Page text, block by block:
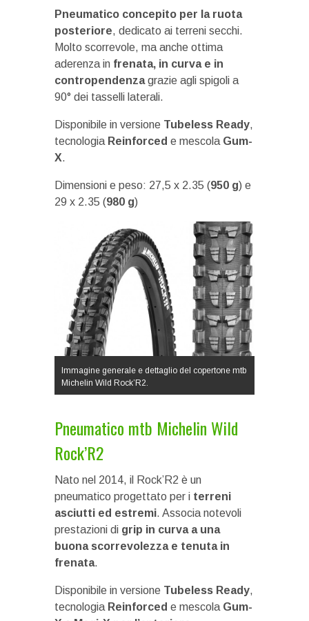
Pneumatico concepito per la ruota
posteriore, dedicato ai terreni secchi.
Molto scorrevole, ma anche ottima
aderenza in frenata, in curva e in
contropendenzagrazie agli spigoli a
90° dei tasselli laterali.
Disponibile in versione Tubeless Ready,
tecnologia Reinforced e mescola Gum-
X.
Dimensioni e peso: 27,5 x 2.35 (950 g) e
29 x 2.35 (980 g)
Immagine generale e dettaglio del copertone mtb
Michelin Wild Rock’R2.
Pneumatico mtb Michelin Wild
Rock’R2
Nato nel 2014, il Rock’R2 è un
pneumatico progettato per i terreni
asciutti ed estremi. Associa notevoli
prestazioni di grip in curva a una
buona scorrevolezza e tenuta in
frenata.
Disponibile in versione Tubeless Ready,
tecnologia Reinforced e mescola Gum-